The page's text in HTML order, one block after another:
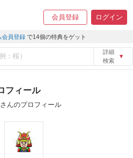
会員登録 ログイン
会員登録 で14個の特典をゲット
詳細
検索
▼
フィール
んのプロフィール